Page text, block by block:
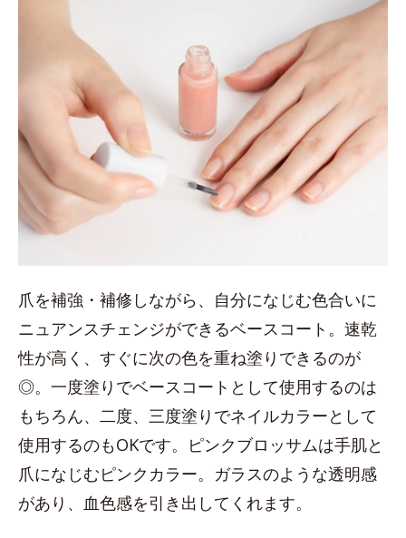
爪を補強・補修しながら、自分になじむ色合いに
ニュアンスチェンジができるベースコート。速乾
性が高く、すぐに次の色を重ね塗りできるのが
◎。一度塗りでベースコートとして使用するのは
もちろん、二度、三度塗りでネイルカラーとして
使用するのもOKです。ピンクブロッサムは手肌と
爪になじむピンクカラー。ガラスのような透明感
があり、血色感を引き出してくれます。